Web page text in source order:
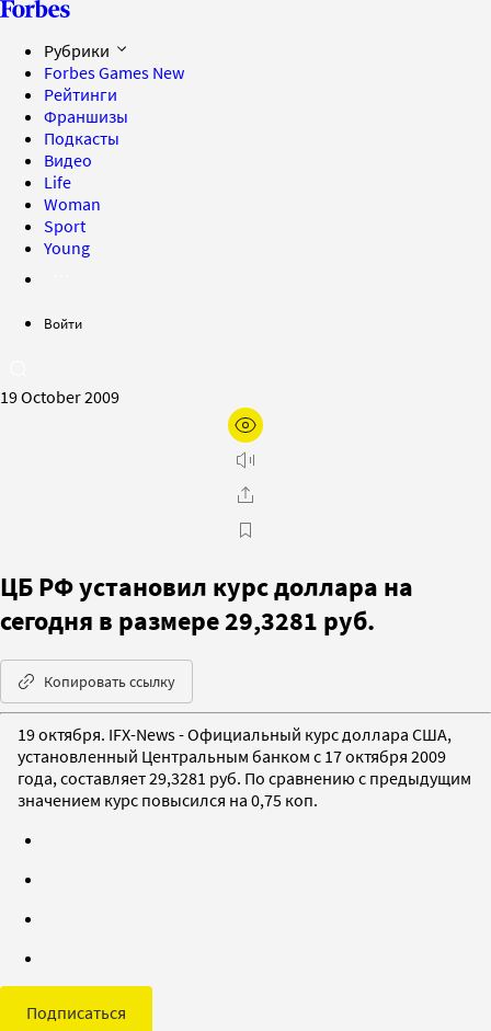
Рубрики
Forbes Games New
Рейтинги
Франшизы
Подкасты
Видео
Life
Woman
Sport
Young
Войти
19 October 2009
ЦБ РФ установил курс доллара на
сегодня в размере 29,3281 руб.
Копировать ссылку
19 октября. IFX-News - Официальный курс доллара США,
установленный Центральным банком с 17 октября 2009
года, составляет 29,3281 руб. По сравнению с предыдущим
значением курс повысился на 0,75 коп.
Подписаться